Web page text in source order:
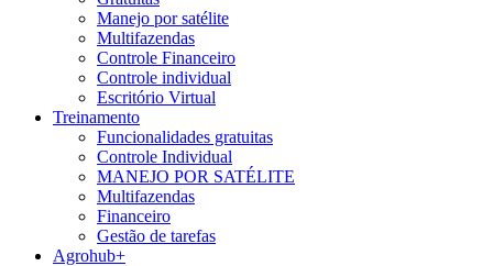
Manejo por satélite
Multifazendas
Controle Financeiro
Controle individual
Escritório Virtual
Treinamento
Funcionalidades gratuitas
Controle Individual
MANEJO POR SATÉLITE
Multifazendas
Financeiro
Gestão de tarefas
Agrohub+